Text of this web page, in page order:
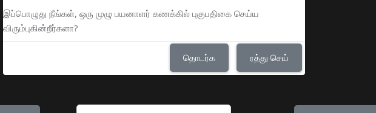
இப்பொழுது நீங்கள், ஒரு முழு பயனாளர் கணக்கில் புகுபதிகை செய்ய
விரும்புகின்றீர்களா?
தொடர்க ரத்து செய்